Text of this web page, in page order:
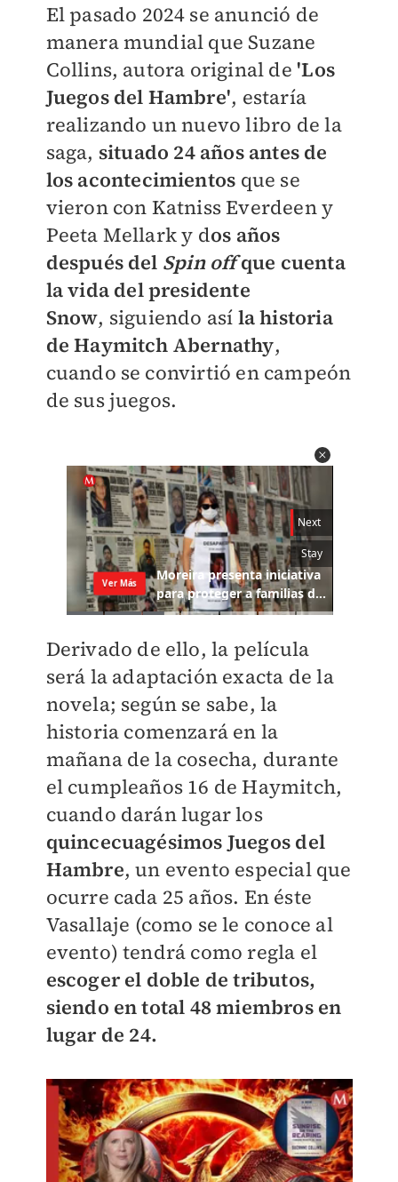
El pasado 2024 se anunció de
manera mundial que Suzane
Collins, autora original de'Los
Juegos del Hambre', estaría
realizando un nuevo libro de la
saga, situado 24 años antes de
los acontecimientos que se
vieron con Katniss Everdeen y
Peeta Mellark y dos años
después del Spin offque cuenta
la vida del presidente
Snow, siguiendo así la historia
de Haymitch Abernathy,
cuando se convirtió en campeón
de sus juegos.
Derivado de ello, la película
será la adaptación exacta de la
novela; según se sabe, la
historia comenzará en la
mañana de la cosecha, durante
el cumpleaños 16 de Haymitch,
cuando darán lugar los
quincecuagésimos Juegos del
Hambre, un evento especial que
ocurre cada 25 años. En éste
Vasallaje (como se le conoce al
evento) tendrá como regla el
escoger el doble de tributos,
siendo en total 48 miembros en
lugar de 24.